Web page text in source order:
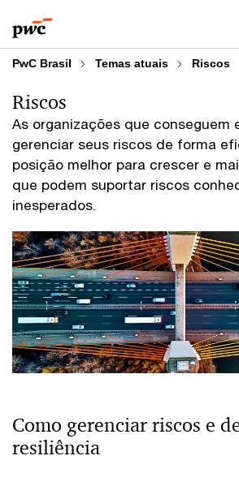
to
content
to
footer
PwC Brasil Temas atuais Riscos
As organizações que conseguem
gerenciar seus riscos de forma
posição melhor para crescer e
que podem suportar riscos
inesperados.
Riscos
Como gerenciar riscos e
resiliência